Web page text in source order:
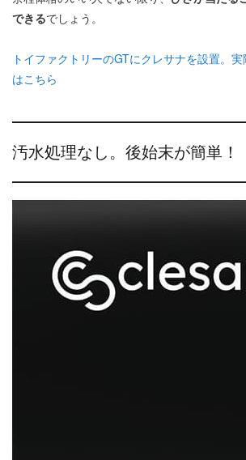
できるでしょう。
トイファクトリーのGTにクレサナを設置。
はこちら
汚水処理なし。後始末が簡単！